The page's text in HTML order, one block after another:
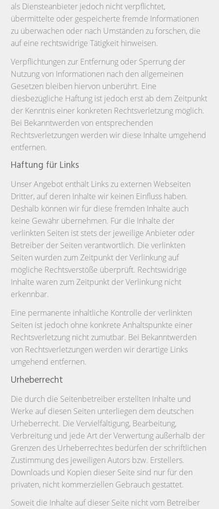
als Diensteanbieter jedoch nicht verpflichtet,
übermittelte oder gespeicherte fremde Informationen
zu überwachen oder nach Umständen zu forschen, die
auf eine rechtswidrige Tätigkeit hinweisen.
Verpflichtungen zur Entfernung oder Sperrung der
Nutzung von Informationen nach den allgemeinen
Gesetzen bleiben hiervon unberührt. Eine
diesbezügliche Haftung ist jedoch erst ab dem Zeitpunkt
der Kenntnis einer konkreten Rechtsverletzung möglich.
Bei Bekanntwerden von entsprechenden
Rechtsverletzungen werden wir diese Inhalte umgehend
entfernen.
Haftung für Links
Unser Angebot enthält Links zu externen Webseiten
Dritter, auf deren Inhalte wir keinen Einfluss haben.
Deshalb können wir für diese fremden Inhalte auch
keine Gewähr übernehmen. Für die Inhalte der
verlinkten Seiten ist stets der jeweilige Anbieter oder
Betreiber der Seiten verantwortlich. Die verlinkten
Seiten wurden zum Zeitpunkt der Verlinkung auf
mögliche Rechtsverstöße überprüft. Rechtswidrige
Inhalte waren zum Zeitpunkt der Verlinkung nicht
erkennbar.
Eine permanente inhaltliche Kontrolle der verlinkten
Seiten ist jedoch ohne konkrete Anhaltspunkte einer
Rechtsverletzung nicht zumutbar. Bei Bekanntwerden
von Rechtsverletzungen werden wir derartige Links
umgehend entfernen.
Urheberrecht
Die durch die Seitenbetreiber erstellten Inhalte und
Werke auf diesen Seiten unterliegen dem deutschen
Urheberrecht. Die Vervielfältigung, Bearbeitung,
Verbreitung und jede Art der Verwertung außerhalb der
Grenzen des Urheberrechtes bedürfen der schriftlichen
Zustimmung des jeweiligen Autors bzw. Erstellers.
Downloads und Kopien dieser Seite sind nur für den
privaten, nicht kommerziellen Gebrauch gestattet.
Soweit die Inhalte auf dieser Seite nicht vom Betreiber